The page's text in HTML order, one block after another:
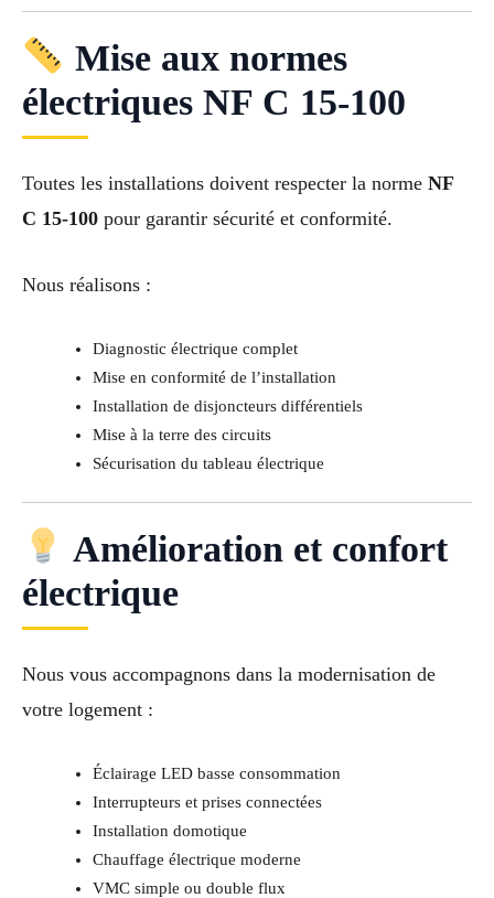
Mise aux normes
électriques NF C 15-100
Toutes les installations doivent respecter la norme NF
C 15-100 pour garantir sécurité et conformité.
Nous réalisons :
Diagnostic électrique complet
Mise en conformité de l’installation
Installation de disjoncteurs différentiels
Mise à la terre des circuits
Sécurisation du tableau électrique
Amélioration et confort
électrique
Nous vous accompagnons dans la modernisation de
votre logement :
Éclairage LED basse consommation
Interrupteurs et prises connectées
Installation domotique
Chauffage électrique moderne
VMC simple ou double flux